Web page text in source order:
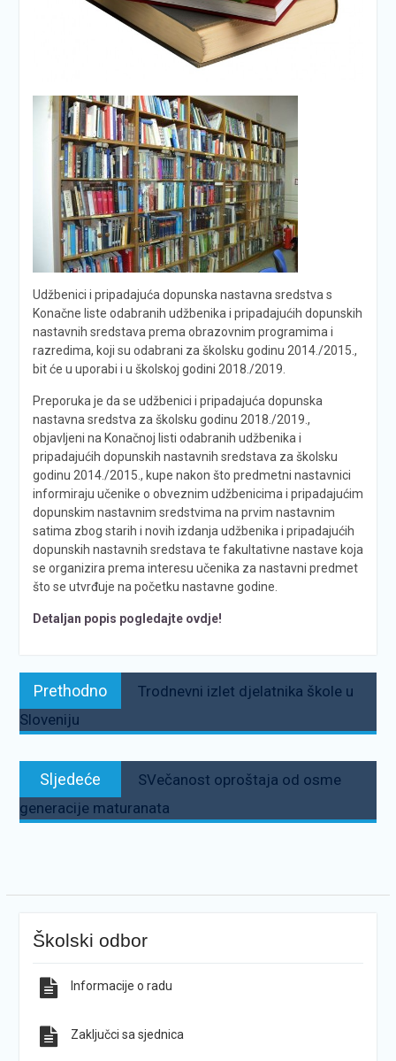
Udžbenici i pripadajuća dopunska nastavna sredstva s
Konačne liste odabranih udžbenika i pripadajućih dopunskih
nastavnih sredstava prema obrazovnim programima i
razredima, koji su odabrani za školsku godinu 2014./2015.,
bit će u uporabi i u školskoj godini 2018./2019.
Preporuka je da se udžbenici i pripadajuća dopunska
nastavna sredstva za školsku godinu 2018./2019.,
objavljeni na Konačnoj listi odabranih udžbenika i
pripadajućih dopunskih nastavnih sredstava za školsku
godinu 2014./2015., kupe nakon što predmetni nastavnici
informiraju učenike o obveznim udžbenicima i pripadajućim
dopunskim nastavnim sredstvima na prvim nastavnim
satima zbog starih i novih izdanja udžbenika i pripadajućih
dopunskih nastavnih sredstava te fakultativne nastave koja
se organizira prema interesu učenika za nastavni predmet
što se utvrđuje na početku nastavne godine.
Detaljan popis pogledajte ovdje!
Navigacija
objava
Prethodno
Trodnevni izlet djelatnika škole u
Sloveniju
Sljedeće Sljedeće:
SVečanost oproštaja od osme
generacije maturanata
Školski odbor
Informacije o radu
Zaključci sa sjednica